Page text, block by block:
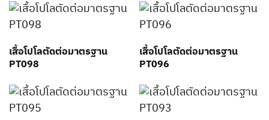
เสื้อโปโลตัดต่อมาตรฐาน
PT098
เสื้อโปโลตัดต่อมาตรฐาน
PT096